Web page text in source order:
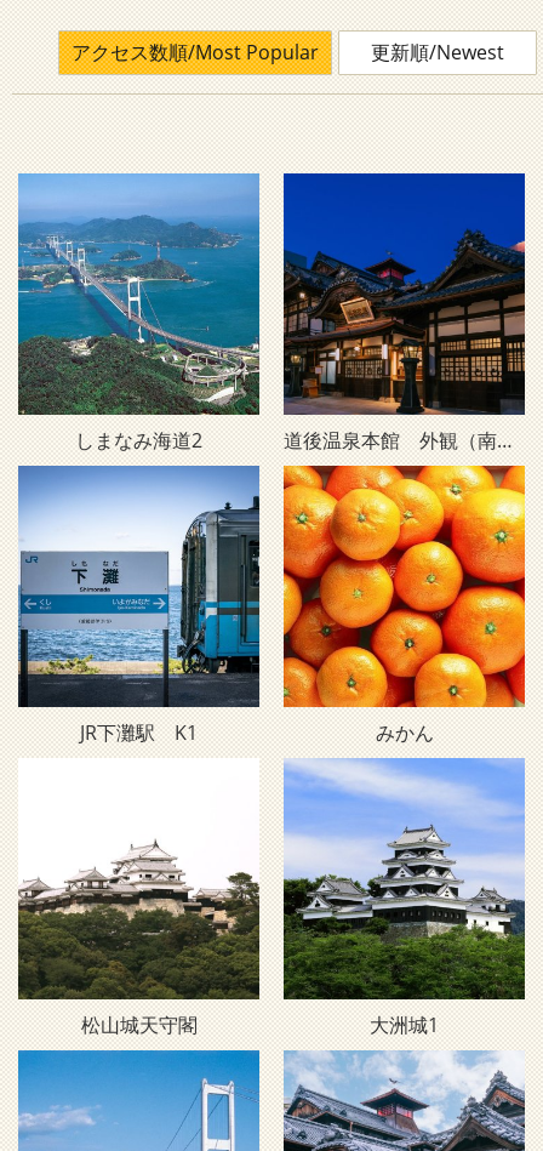
アクセス数順/Most Popular 更新順/Newest
しまなみ海道2 道後温泉本館 外観（南西・夜）D2
JR下灘駅 K1 みかん
松山城天守閣 大洲城1